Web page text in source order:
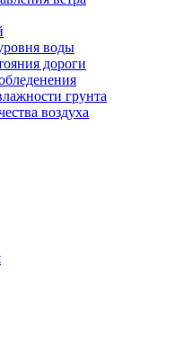
воды
дороги
грунта
воздуха